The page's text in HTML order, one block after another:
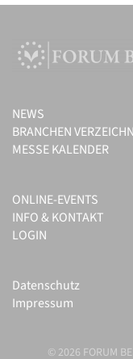
NEWS
BRANCHEN
MESSE KALENDER
ONLINE-EVENTS
INFO & KONTAKT
LOGIN
Datenschutz
Impressum
© 2026 FORUM